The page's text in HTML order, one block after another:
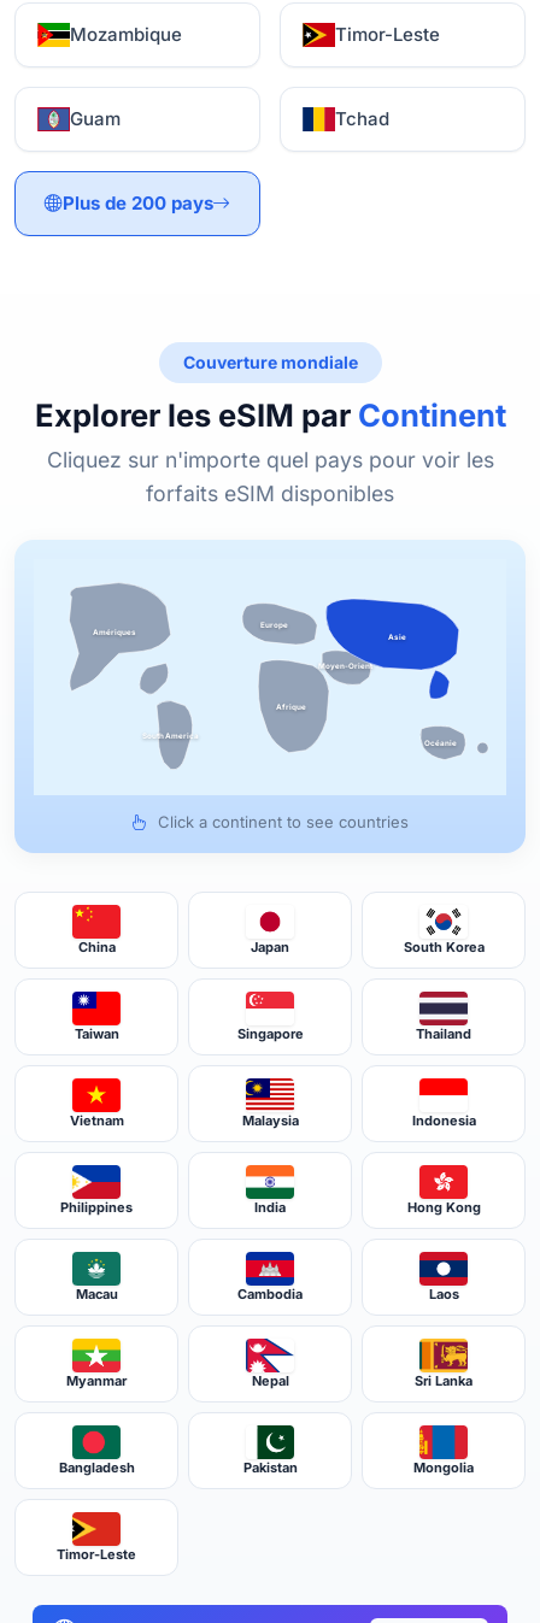
Mozambique Timor-Leste
Guam Tchad
Plus de 200 pays
Couverture mondiale
Explorer les eSIM par Continent
Cliquez sur n'importe quel pays pour voir les
forfaits eSIM disponibles
Amériques
South America
Europe
Afrique
Moyen-Orient
Asie
Océanie
Click a continent to see countries
China Japan South Korea
Taiwan Singapore Thailand
Vietnam Malaysia Indonesia
Philippines India Hong Kong
Macau Cambodia Laos
Myanmar Nepal Sri Lanka
Bangladesh Pakistan Mongolia
Timor-Leste